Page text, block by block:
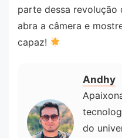
parte dessa revolução
abra a câmera e
capaz!
Andhy
do